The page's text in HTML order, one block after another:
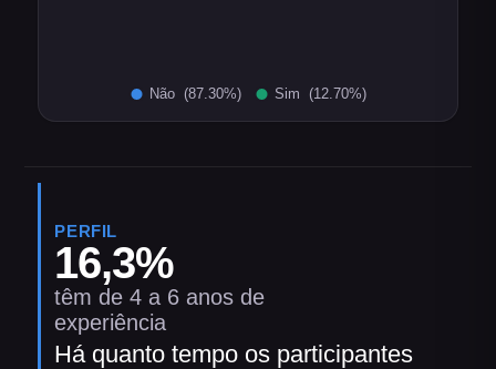
PERFIL
16,3%
têm de 4 a 6 anos de
experiência
Há quanto tempo os participantes